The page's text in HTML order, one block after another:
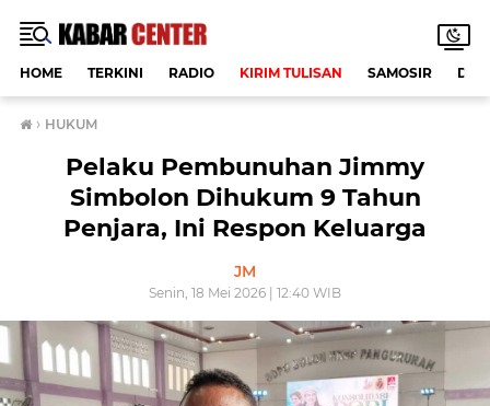
HOME TERKINI RADIO KIRIM TULISAN SAMOSIR
› HUKUM
Pelaku Pembunuhan Jimmy
Simbolon Dihukum 9 Tahun
Penjara, Ini Respon Keluarga
JM
Senin, 18 Mei 2026 | 12:40 WIB